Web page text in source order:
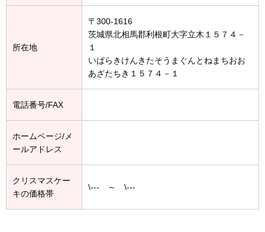
所在地
〒300-1616
茨城県北相馬郡利根町大字立木１５７４－
１
いばらきけんきたそうまぐんとねまちおお
あざたちき１５７４－１
電話番号/FAX
ホームページ/メ
ールアドレス
クリスマスケー
キの価格帯
\--- ～ \---